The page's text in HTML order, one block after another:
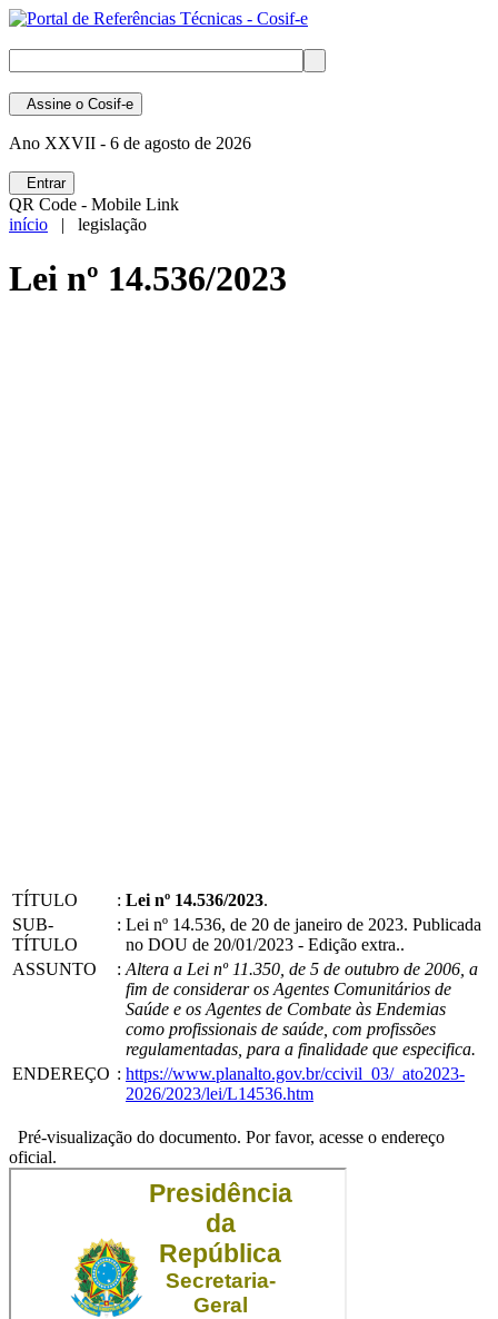
Assine o Cosif-e
Ano XXVII - 6 de agosto de 2026
Entrar
QR Code - Mobile Link
início | legislação
Lei nº 14.536/2023
TÍTULO : Lei nº 14.536/2023.
SUB-
TÍTULO
: Lei nº 14.536, de 20 de janeiro de 2023. Publicada
no DOU de 20/01/2023 - Edição extra..
ASSUNTO
: Altera a Lei nº 11.350, de 5 de outubro de 2006, a
fim de considerar os Agentes Comunitários de
Saúde e os Agentes de Combate às Endemias
como profissionais de saúde, com profissões
regulamentadas, para a finalidade que especifica.
ENDEREÇO : https://www.planalto.gov.br/ccivil_03/_ato2023-
2026/2023/lei/L14536.htm
Pré-visualização do documento. Por favor, acesse o endereço
oficial.